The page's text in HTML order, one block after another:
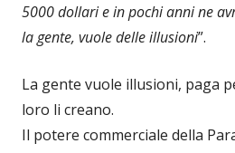
5000 dollari e in pochi anni ne
la gente, vuole delle illusioni”.
La gente vuole illusioni, paga
loro li creano.
Il potere commerciale della